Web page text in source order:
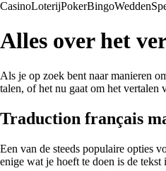
CasinoLoterijPokerBingoWedden
Alles over het
Als je op zoek bent naar manieren
talen, of het nu gaat om het vertalen
Traduction français
Een van de steeds populaire opties
enige wat je hoeft te doen is de